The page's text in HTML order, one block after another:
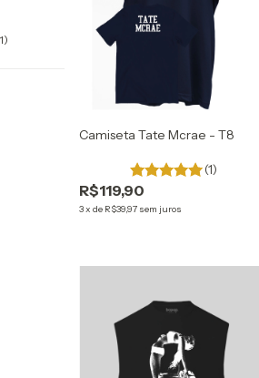
Camiseta Tate Mcrae - T8
(1)
R$119,90
3xde R$39,97 sem juros